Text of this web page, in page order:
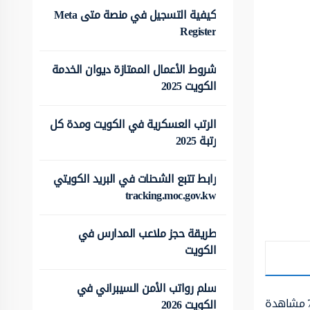
مشاهدة
كيفية التسجيل في منصة متى Meta
Register
شروط الأعمال الممتازة ديوان الخدمة
الكويت 2025
الرتب العسكرية في الكويت ومدة كل
رتبة 2025
رابط تتبع الشحنات في البريد الكويتي
tracking.moc.gov.kw
طريقة حجز ملاعب المدارس في
الكويت
سلم رواتب الأمن السيبراني في
الكويت 2026